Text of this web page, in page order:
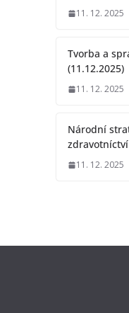
11. 12. 2025
Tvorba a
(11.12.2025)
11. 12. 2025
Národní
zdravotníctví
11. 12. 2025